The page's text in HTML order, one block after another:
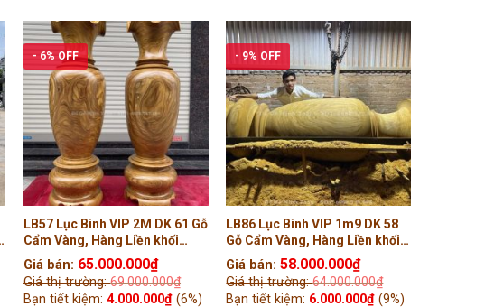
- 6% OFF
LB57 Lục Bình VIP 2M DK 61 Gỗ
Cẩm Vàng, Hàng Liền khối
Tiện Tay ( Anh Tùng, Bắc Giang
)
Giá bán: 65.000.000₫
Giá thị trường:69.000.000₫
Bạn tiết kiệm:4.000.000₫ (6%)
- 9% OFF
LB86 Lục Bình VIP 1m9 DK 58
Gỗ Cẩm Vàng, Hàng Liền khối
Tiện Tay ( Chú Bắc, Hà Nội )
Giá bán:58.000.000₫
Giá thị trường:64.000.000₫
Bạn tiết kiệm: 6.000.000₫ (9%)